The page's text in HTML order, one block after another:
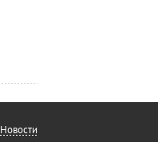
Новости